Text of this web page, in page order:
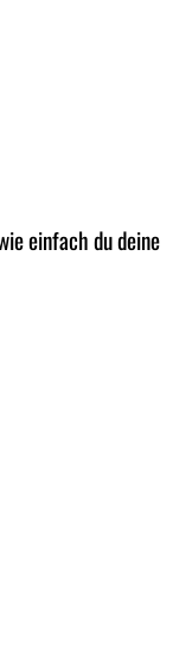
einfach du deine